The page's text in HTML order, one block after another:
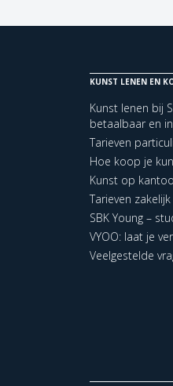
KUNST LENEN EN
Kunst lenen bij
betaalbaar en
Tarieven
Hoe koop je
Kunst op
Tarieven zakelijk
SBK Young –
VYOO: laat je
Veelgestelde